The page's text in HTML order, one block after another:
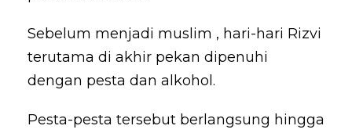
Sebelum menjadi muslim , hari-hari Rizvi
terutama di akhir pekan dipenuhi
dengan pesta dan alkohol.
Pesta-pesta tersebut berlangsung hingga